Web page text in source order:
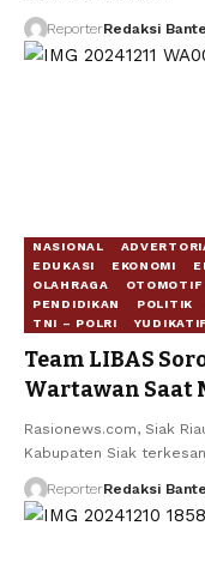
ReporterRedaksi
NASIONAL
EDUKASI
EKONOMI
OLAHRAGA
OTOMOTIF
PENDIDIKAN
POLITIK
TNI – POLRI
Team LIBAS
Wartawan Saat
Rasionews.com, Siak
Kabupaten Siak
ReporterRedaksi